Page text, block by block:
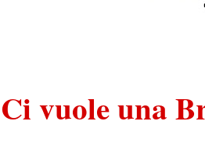
Ci vuole una